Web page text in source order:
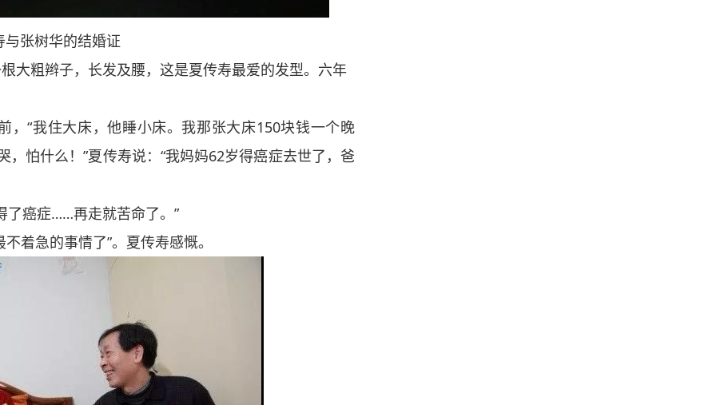
树华的结婚证
粗辫子，长发及腰，这是夏传寿最爱的发型。六年
我住大床，他睡小床。我那张大床150块钱一个晚
怕什么！”夏传寿说：“我妈妈62岁得癌症去世了，爸
癌症……再走就苦命了。”
急的事情了”。夏传寿感慨。